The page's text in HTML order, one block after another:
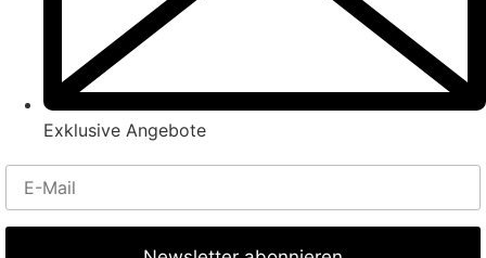
Exklusive Angebote